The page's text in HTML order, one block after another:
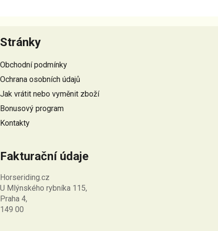
á
p
a
í
Stránky
Obchodní podmínky
Ochrana osobních údajů
Jak vrátit nebo vyměnit zboží
Bonusový program
Kontakty
Fakturační údaje
Horseriding.cz
U Mlýnského rybníka 115,
Praha 4,
149 00